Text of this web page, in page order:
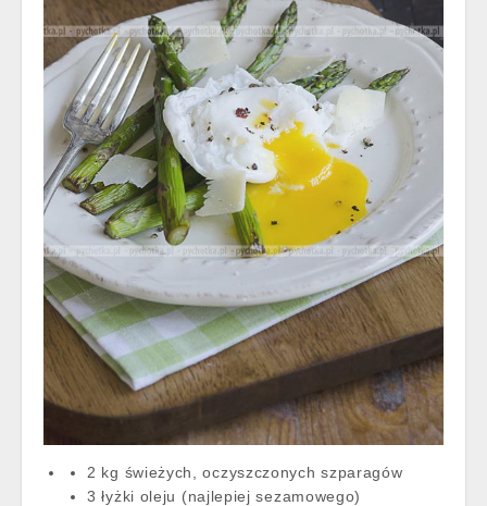
2 kg świeżych, oczyszczonych szparagów
3 łyżki oleju (najlepiej sezamowego)